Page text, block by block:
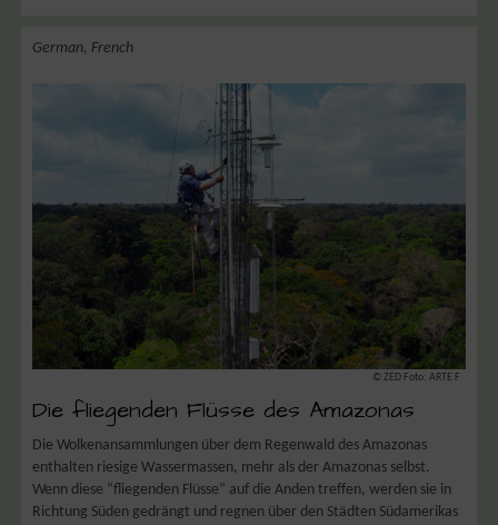
German, French
© ZED Foto: ARTE F
Die fliegenden Flüsse des Amazonas
Die Wolkenansammlungen über dem Regenwald des Amazonas
enthalten riesige Wassermassen, mehr als der Amazonas selbst.
Wenn diese “fliegenden Flüsse” auf die Anden treffen, werden sie in
Richtung Süden gedrängt und regnen über den Städten Südamerikas